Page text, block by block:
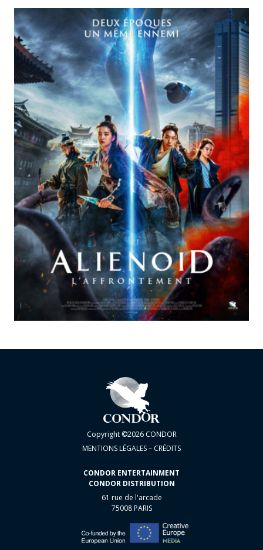
Copyright ©2026 CONDOR
MENTIONS LÉGALES – CRÉDITS
CONDOR ENTERTAINMENT
CONDOR DISTRIBUTION
61 rue de l'arcade
75008 PARIS